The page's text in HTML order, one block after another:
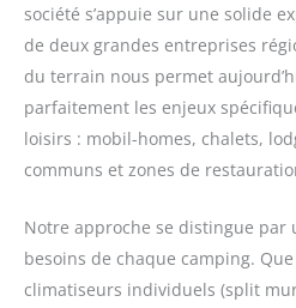
société s’appuie sur une solide
de deux grandes entreprises
du terrain nous permet
parfaitement les enjeux
loisirs : mobil-homes, chalets,
communs et zones de
Notre approche se distingue par
besoins de chaque camping.
climatiseurs individuels (split